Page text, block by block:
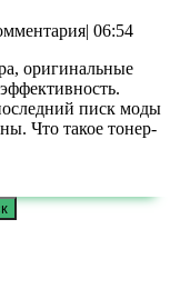
| 06:54
оригинальные
писк моды
Что такое тонер-